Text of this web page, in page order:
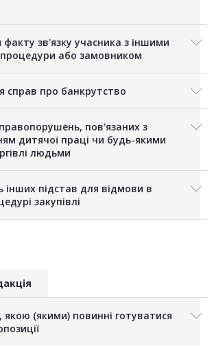
факту зв'язку учасника з іншими
або замовником
справ про банкрутство
пов'язаних з
дитячої праці чи будь-якими
людьми
інших підстав для відмови в
закупівлі
(якими) повинні готуватися